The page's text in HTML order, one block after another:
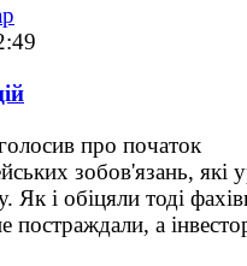
про початок
зобов'язань, які
Як і обіцяли тоді
постраждали, а